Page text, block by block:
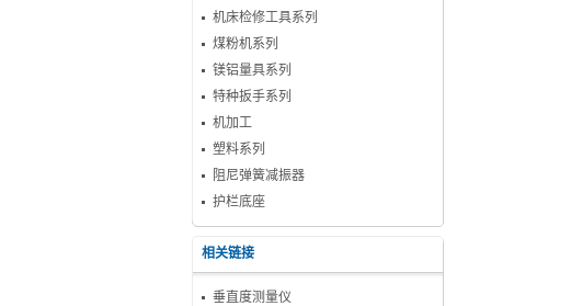
机床检修工具系列
煤粉机系列
镁铝量具系列
特种扳手系列
机加工
塑料系列
阻尼弹簧减振器
护栏底座
相关链接
垂直度测量仪